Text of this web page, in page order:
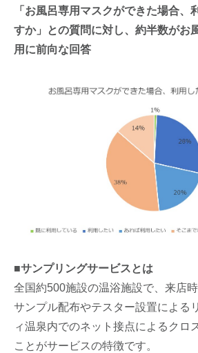
「お風呂専用マスクができた場合、
すか」との質問に対し、約半数がお
用に前向な回答
■サンプリングサービスとは
全国約500施設の温浴施設で、来店
サンプル配布やテスター設置による
ィ温泉内でのネット接点によるクロ
ことがサービスの特徴です。